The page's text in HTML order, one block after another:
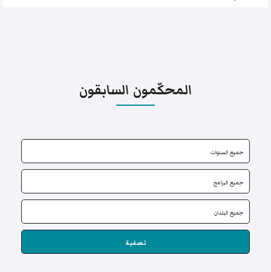
المحكّمون السابقون
تصفية